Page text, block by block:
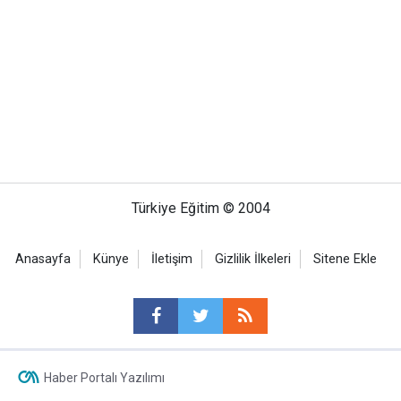
Türkiye Eğitim © 2004
Anasayfa Künye İletişim Gizlilik İlkeleri Sitene Ekle
Haber Portalı Yazılımı